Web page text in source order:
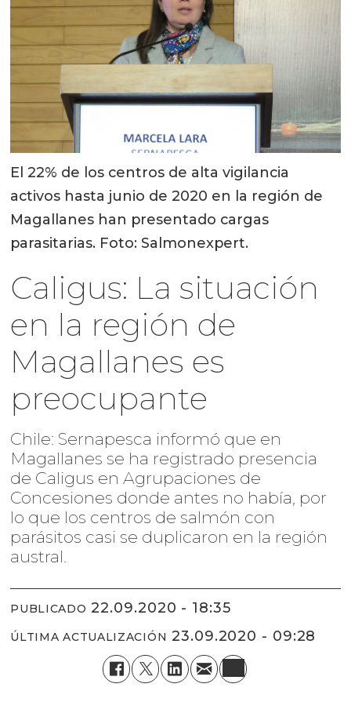
El 22% de los centros de alta vigilancia
activos hasta junio de 2020 en la región de
Magallanes han presentado cargas
parasitarias. Foto: Salmonexpert.
Caligus: La situación
en la región de
Magallanes es
preocupante
Chile: Sernapesca informó que en
Magallanes se ha registrado presencia
de Caligus en Agrupaciones de
Concesiones donde antes no había, por
lo que los centros de salmón con
parásitos casi se duplicaron en la región
austral.
PUBLICADO 22.09.2020 - 18:35
ÚLTIMA ACTUALIZACIÓN 23.09.2020 - 09:28